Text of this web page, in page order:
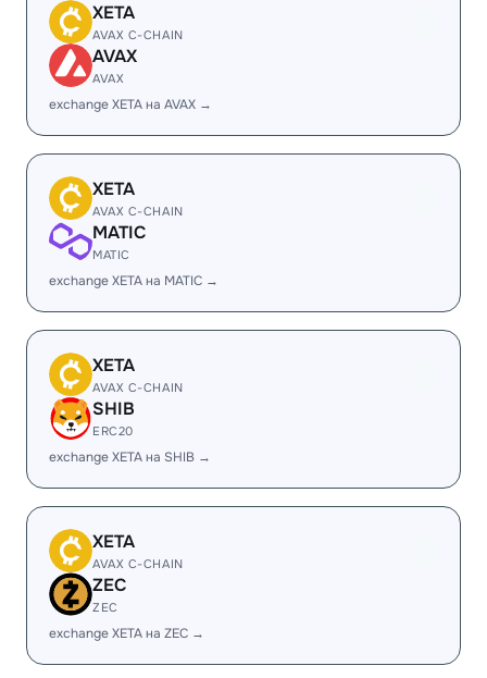
XETA
AVAX C-CHAIN
AVAX
AVAX
exchange XETA на AVAX →
XETA
AVAX C-CHAIN
MATIC
MATIC
exchange XETA на MATIC →
XETA
AVAX C-CHAIN
SHIB
ERC20
exchange XETA на SHIB →
XETA
AVAX C-CHAIN
ZEC
ZEC
exchange XETA на ZEC →